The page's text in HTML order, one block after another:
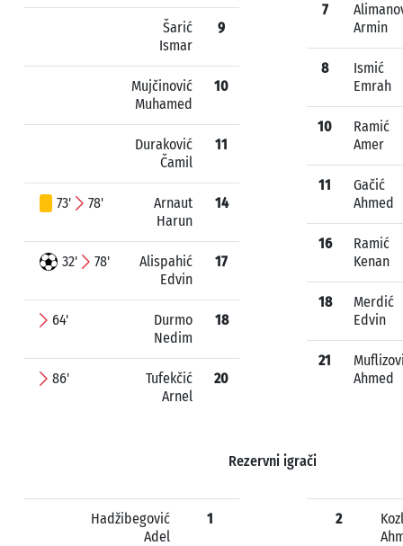
Šarić
Ismar
9
Mujčinović
Muhamed
10
Duraković
Čamil
11
73' 78'
Arnaut
Harun
14
32' 78'
Alispahić
Edvin
17
64'
Durmo
Nedim
18
86'
Tufekčić
Arnel
20
7
Armin
8
Ismić
Emrah
10
Ramić
Amer
11
Gačić
Ahmed
16
Ramić
Kenan
18
Merdić
Edvin
21
Ahmed
Rezervni igrači
Hadžibegović
Adel
1 2